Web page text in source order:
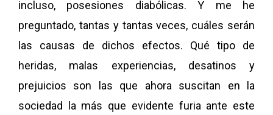
incluso, posesiones diabólicas. Y me he
preguntado, tantas y tantas veces, cuáles serán
las causas de dichos efectos. Qué tipo de
heridas, malas experiencias, desatinos y
prejuicios son las que ahora suscitan en la
sociedad la más que evidente furia ante este